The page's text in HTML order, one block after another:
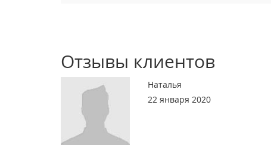
Отзывы клиентов
Наталья
22 января 2020